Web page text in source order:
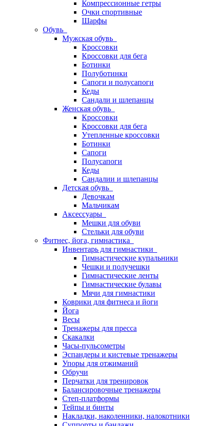
Компрессионные гетры
Очки спортивные
Шарфы
Обувь
Мужская обувь
Кроссовки
Кроссовки для бега
Ботинки
Полуботинки
Сапоги и полусапоги
Кеды
Сандали и шлепанцы
Женская обувь
Кроссовки
Кроссовки для бега
Утепленные кроссовки
Ботинки
Сапоги
Полусапоги
Кеды
Сандалии и шлепанцы
Детская обувь
Девочкам
Мальчикам
Аксессуары
Мешки для обуви
Стельки для обуви
Фитнес, йога, гимнастика
Инвентарь для гимнастики
Гимнастические купальники
Чешки и получешки
Гимнастические ленты
Гимнастические булавы
Мячи для гимнастики
Коврики для фитнеса и йоги
Йога
Весы
Тренажеры для пресса
Скакалки
Часы-пульсометры
Эспандеры и кистевые тренажеры
Упоры для отжиманий
Обручи
Перчатки для тренировок
Балансировочные тренажеры
Степ-платформы
Тейпы и бинты
Накладки, наколенники, налокотники